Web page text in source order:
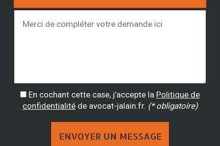
En cochant cette case, j’accepte la Politique de
confidentialitéde avocat-jalain.fr. (* obligatoire)